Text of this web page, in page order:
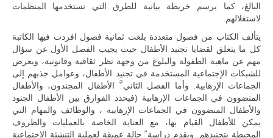
البالغ، كما يرسم خريطة بيانية للطرق التي تستخدمها المنظمات
لاستغلالهم.
يتألف الكتاب من فصول متعددة بلغت ثمانية فصول افردت فيها الكاتبة
كل ما يتعلق لقضايا تجنيد الأطفال حيث يجيب الفصل الأول عن سؤال
مهم عن ماهية الطفولة والبلوغ من وجهة نظر ثقافية وقانونية، ويعرض
للشبكات الإجتماعية المستخدمة في تجنيد الأطفال، وعوامل جذبهم إلى
الجماعات الإرهابية. وأما الفصل الثاني َّ الأطفال المجندون، والأطفال
المنضوون في الجماعات الإرهابية (فيحدد الفوارق بين الأطفال الجنود
والأطفال المنضوون في الجماعات الإرهابية ، والوظائف والمهام التي
يمكن للأطفال القيام بها، مع العناية الخاصة بالعمليات والظروف
المحيطة بتجنيدهم. ويقدم دراسة ً حالة عميقة لعملية التنشئة الإجتماعية